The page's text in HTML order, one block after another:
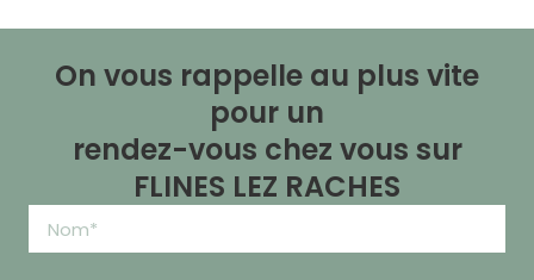
On vous rappelle au plus vite
pour un
rendez-vous chez vous sur
FLINES LEZ RACHES